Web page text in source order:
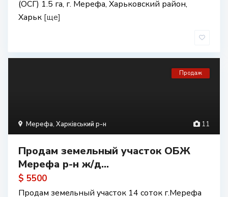
(ОСГ) 1.5 га, г. Мерефа, Харьковский район,
Харьк [ще]
11
Мерефа, Харківський р-н
Продаж
Продам земельный участок ОБЖ
Мерефа р-н ж/д...
$ 5500
Продам земельный участок 14 соток г.Мерефа